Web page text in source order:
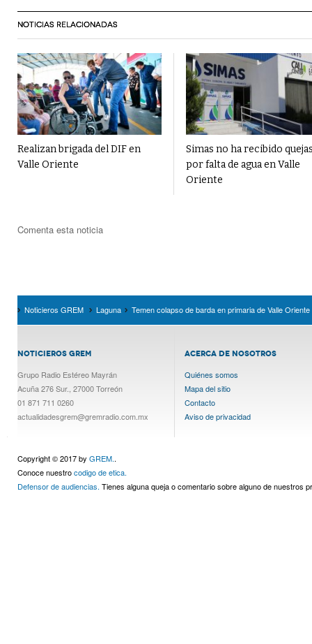
NOTICIAS RELACIONADAS
Realizan brigada del DIF en
Valle Oriente
Simas no ha recibido
por falta de agua en Valle
Oriente
Comenta esta noticia
Noticieros GREM Laguna Temen colapso de barda en primaria de Valle Oriente
NOTICIEROS GREM
Grupo Radio Estéreo Mayrán
Acuña 276 Sur., 27000 Torreón
01 871 711 0260
actualidadesgrem@gremradio.com.mx
ACERCA DE NOSOTROS
Quiénes somos
Mapa del sitio
Contacto
Aviso de privacidad
Copyright © 2017 by GREM..
Conoce nuestrocodigo de etica.
Defensor de audiencias. Tienes alguna queja o comentario sobre alguno de nuestros